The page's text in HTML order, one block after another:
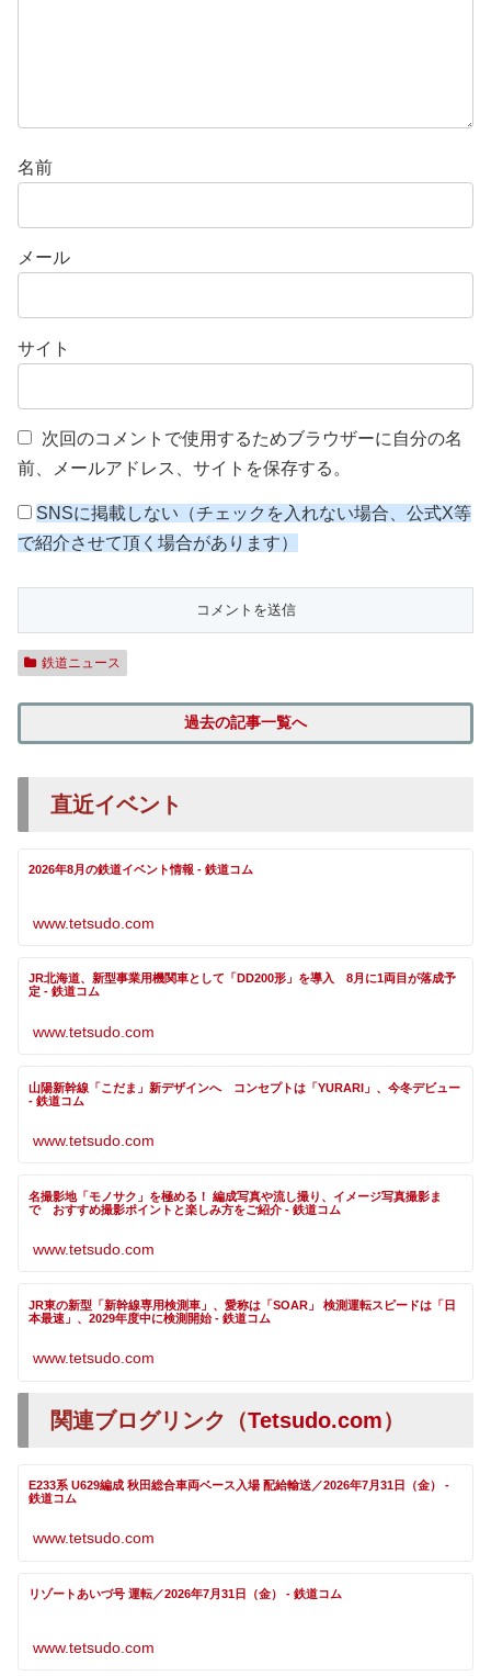
名前
メール
サイト
次回のコメントで使用するためブラウザーに自分の名
前、メールアドレス、サイトを保存する。
SNSに掲載しない（チェックを入れない場合、公式X等
で紹介させて頂く場合があります）
鉄道ニュース
過去の記事一覧へ
直近イベント
2026年8月の鉄道イベント情報 - 鉄道コム
www.tetsudo.com
JR北海道、新型事業用機関車として「DD200形」を導入 8月に1両目が落成予
定 - 鉄道コム
www.tetsudo.com
山陽新幹線「こだま」新デザインへ コンセプトは「YURARI」、今冬デビュー
- 鉄道コム
www.tetsudo.com
名撮影地「モノサク」を極める！ 編成写真や流し撮り、イメージ写真撮影ま
で おすすめ撮影ポイントと楽しみ方をご紹介 - 鉄道コム
www.tetsudo.com
JR東の新型「新幹線専用検測車」、愛称は「SOAR」 検測運転スピードは「日
本最速」、2029年度中に検測開始 - 鉄道コム
www.tetsudo.com
関連ブログリンク（Tetsudo.com）
E233系 U629編成 秋田総合車両ベース入場 配給輸送／2026年7月31日（金） -
鉄道コム
www.tetsudo.com
リゾートあいづ号 運転／2026年7月31日（金） - 鉄道コム
www.tetsudo.com